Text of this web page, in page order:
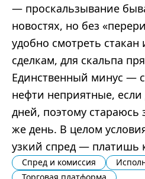
— проскальзывание
новостях, но без
удобно смотреть стакан
сделкам, для скальпа
Единственный минус —
нефти неприятные,
дней, поэтому стараюсь
же день. В целом
узкий спред — платишь
Спред и комиссия